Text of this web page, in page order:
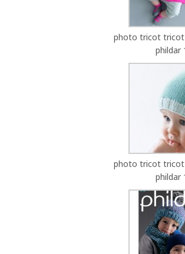
photo tricot
phildar
photo tricot
phildar